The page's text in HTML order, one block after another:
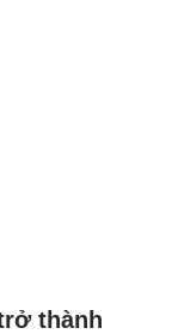
thành